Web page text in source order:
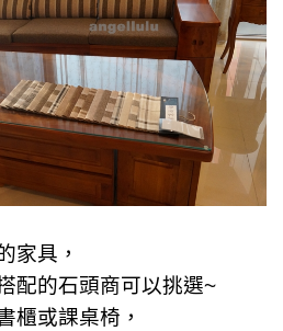
家具，
配的石頭商可以挑選~
櫃或課桌椅，